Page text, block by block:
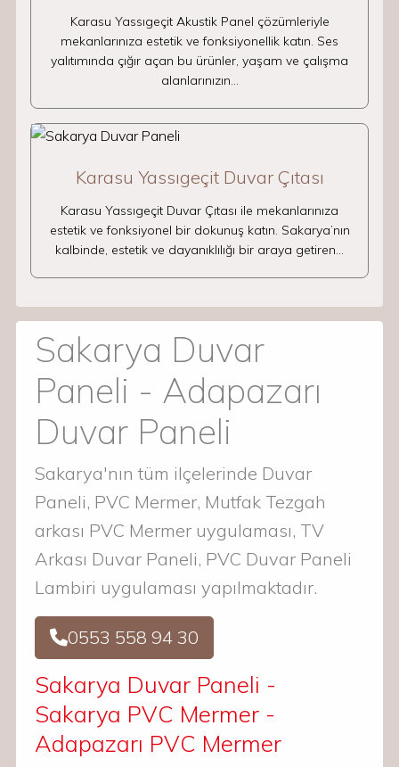
Karasu Yassıgeçit Akustik Panel çözümleriyle
mekanlarınıza estetik ve fonksiyonellik katın. Ses
yalıtımında çığır açan bu ürünler, yaşam ve çalışma
alanlarınızın…
Karasu Yassıgeçit Duvar Çıtası
Karasu Yassıgeçit Duvar Çıtası ile mekanlarınıza
estetik ve fonksiyonel bir dokunuş katın. Sakarya’nın
kalbinde, estetik ve dayanıklılığı bir araya getiren…
Sakarya Duvar
Paneli - Adapazarı
Duvar Paneli
Sakarya'nın tüm ilçelerinde Duvar
Paneli, PVC Mermer, Mutfak Tezgah
arkası PVC Mermer uygulaması, TV
Arkası Duvar Paneli, PVC Duvar Paneli
Lambiri uygulaması yapılmaktadır.
0553 558 94 30
Sakarya Duvar Paneli -
Sakarya PVC Mermer -
Adapazarı PVC Mermer